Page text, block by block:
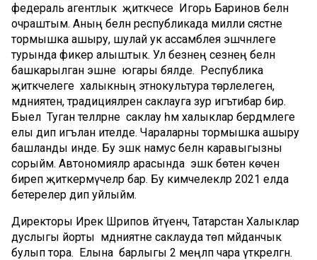
федераль агентлык җитәкчесе Игорь Баринов белән
очраштым. Аның белән республикада милли сәясәтне
тормышка ашыру, шулай ук ассамблея эшчәнлеге
турында фикер алыштык. Ул безнең сезнең белән
башкарылган эшне югары бәяләде. Республика
җитәкчелеге халыкның этнокультура төрлелеген,
мәдәниятен, традицияләрен саклауга зур игътибар бирә.
Быел Туган телләрне саклау һәм халыклар бердәмлеге
елы дип игълан ителде. Чараларны тормышка ашыру
башланды инде. Бу эшкә намус белән каравыгызны
сорыйм. Автономияләр арасында эшкә бөтен көчен
биреп җиткермәүчеләр бар. Бу кимчелекләр 2021 елда
бетерелер дип уйлыйм.
Директоры Ирек Шәрипов әйтүенчә, Татарстан Халыклар
дуслыгы йорты мәдәниятне саклауда төп мәйданчык
булып тора. Елына барлыгы 2 меңләп чара үткәрелгән.